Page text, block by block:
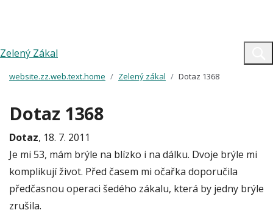
Zelený Zákal
website.zz.web.text.home Zelený zákal Dotaz 1368
Dotaz 1368
Dotaz, 18. 7. 2011
Je mi 53, mám brýle na blízko i na dálku. Dvoje brýle mi
komplikují život. Před časem mi očařka doporučila
předčasnou operaci šedého zákalu, která by jedny brýle
zrušila.